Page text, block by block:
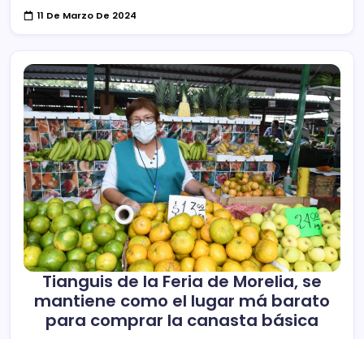
11 De Marzo De 2024
Tianguis de la Feria de Morelia, se
mantiene como el lugar má barato
para comprar la canasta básica